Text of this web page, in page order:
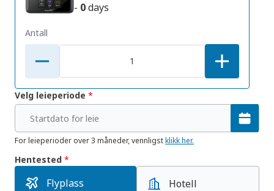
- 0days
Antall
Velg leieperiode *
Startdato for leie
For leieperioder over 3 måneder, vennligstklikk her.
Hentested *
Flyplass Hotell